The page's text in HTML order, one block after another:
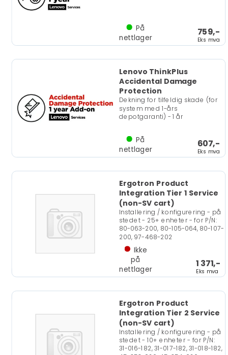
759,-
Eks mva
På
nettlager
Lenovo ThinkPlus
Accidental Damage
Protection
Dekning for tilfeldig skade (for
system med 1-års
depotgaranti) - 1 år
607,-
Eks mva
På
nettlager
Ergotron Product
Integration Tier 1 Service
(non-SV cart)
Installering / konfigurering - på
stedet - 25+ enheter - for P/N:
80-063-200, 80-105-064, 80-107-
200, 97-468-202
1 371,-
Eks mva
Ikke
på
nettlager
Ergotron Product
Integration Tier 2 Service
(non-SV cart)
Installering / konfigurering - på
stedet - 10+ enheter - for P/N:
31-016-182, 31-017-182, 31-018-182,